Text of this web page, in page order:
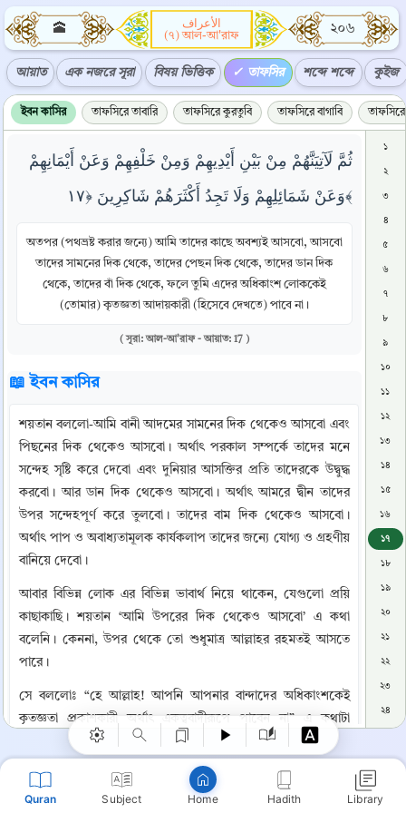
Quran Subject Home Hadith Library
🕋
الأعراف
(৭) আল-আ'রাফ
২০৬
আয়াত এক নজরে সূরা বিষয় ভিত্তিক তাফসির শব্দে শব্দে কুইজ
ইবন কাসির তাফসিরে তাবারি তাফসিরে কুরতুবি তাফসিরে বাগাবি তাফসিরে
ثُمَّ لَآتِيَنَّهُمْ مِنْ بَيْنِ أَيْدِيهِمْ وَمِنْ خَلْفِهِمْ وَعَنْ أَيْمَانِهِمْ
وَعَنْ شَمَائِلِهِمْ وَلَا تَجِدُ أَكْثَرَهُمْ شَاكِرِينَ ﴿١٧﴾
অতপর (পথভ্রষ্ট করার জন্যে) আমি তাদের কাছে অবশ্যই আসবো, আসবো
তাদের সামনের দিক থেকে, তাদের পেছন দিক থেকে, তাদের ডান দিক
থেকে, তাদের বাঁ দিক থেকে, ফলে তুমি এদের অধিকাংশ লোককেই
(তোমার) কৃতজ্ঞতা আদায়কারী (হিসেবে দেখতে) পাবে না।
( সূরা: আল-আ'রাফ - আয়াত: 17 )
📖 ইবন কাসির
শয়তান বললো-আমি বানী আদমের সামনের দিক থেকেও আসবো এবং
পিছনের দিক থেকেও আসবো। অর্থাৎ পরকাল সম্পর্কে তাদের মনে
সন্দেহ সৃষ্টি করে দেবো এবং দুনিয়ার আসক্তির প্রতি তাদেরকে উদ্বুদ্ধ
করবো। আর ডান দিক থেকেও আসবো। অর্থাৎ আমরে দ্বীন তাদের
উপর সন্দেহপূর্ণ করে তুলবো। তাদের বাম দিক থেকেও আসবো।
অর্থাৎ পাপ ও অবাধ্যতামূলক কার্যকলাপ তাদের জন্যে যোগ্য ও গ্রহণীয়
বানিয়ে দেবো।
আবার বিভিন্ন লোক এর বিভিন্ন ভাবার্থ নিয়ে থাকেন, যেগুলো প্রয়ি
কাছাকাছি। শয়তান ‘আমি উপরের দিক থেকেও আসবো’ এ কথা
বলেনি। কেননা, উপর থেকে তো শুধুমাত্র আল্লাহর রহমতই আসতে
পারে।
সে বললোঃ “হে আল্লাহ! আপনি আপনার বান্দাদের অধিকাংশকেই
কৃতজ্ঞতা প্রকাশকারী অর্থাৎ একত্ববাদীরূপে পাবেন না” এ কথাটা
শয়তান স্বীয় খেয়াল ও ধারণার ভিত্তিতেই বলেছিল বটে, কিন্তু সেটা
সত্যে পরিণত হয়েছে। যেমন আল্লাহ তা'আলা বলেনঃ ইবলীসের এ
ধারণা ঠিকই ছিল। কেননা, মুমিনরা ছাড়া সবাই তার অনুসরণ করছে।
কিন্তু মুমিনদের উপর সে তার জাল বিস্তার করতে সক্ষম হয়নি। আর
১
২
৩
৪
৫
৬
৭
৮
৯
১০
১১
১২
১৩
১৪
১৫
১৬
১৭
১৮
১৯
২০
২১
২২
২৩
২৪
২৬
Copy